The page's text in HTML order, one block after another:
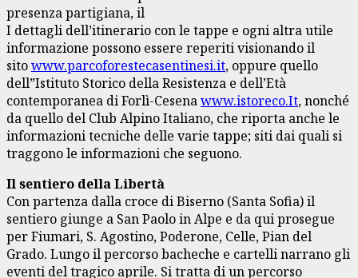
presenza partigiana, il
I dettagli dell’itinerario con le tappe e ogni altra utile
informazione possono essere reperiti visionando il
sitowww.parcoforestecasentinesi.it, oppure quello
dell”Istituto Storico della Resistenza e dell’Età
contemporanea di Forlì-Cesenawww.istoreco.It, nonché
da quello del Club Alpino Italiano, che riporta anche le
informazioni tecniche delle varie tappe; siti dai quali si
traggono le informazioni che seguono.
Il sentiero della Libertà
Con partenza dalla croce di Biserno (Santa Sofia) il
sentiero giunge a San Paolo in Alpe e da qui prosegue
per Fiumari, S. Agostino, Poderone, Celle, Pian del
Grado. Lungo il percorso bacheche e cartelli narrano gli
eventi del tragico aprile. Si tratta di un percorso